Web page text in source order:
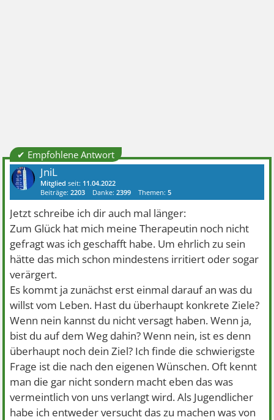
✔ Empfohlene Antwort
JniL
Mitglied seit: 11.04.2022
Beiträge:2203 Danke:2399 Themen:5
Jetzt schreibe ich dir auch mal länger:
Zum Glück hat mich meine Therapeutin noch nicht
gefragt was ich geschafft habe. Um ehrlich zu sein
hätte das mich schon mindestens irritiert oder sogar
verärgert.
Es kommt ja zunächst erst einmal darauf an was du
willst vom Leben. Hast du überhaupt konkrete Ziele?
Wenn nein kannst du nicht versagt haben. Wenn ja,
bist du auf dem Weg dahin? Wenn nein, ist es denn
überhaupt noch dein Ziel? Ich finde die schwierigste
Frage ist die nach den eigenen Wünschen. Oft kennt
man die gar nicht sondern macht eben das was
vermeintlich von uns verlangt wird. Als Jugendlicher
habe ich entweder versucht das zu machen was von